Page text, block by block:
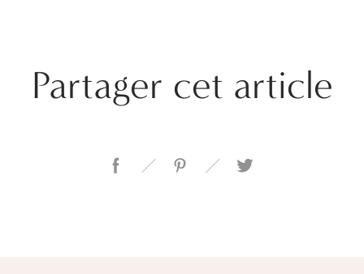
Partager cet article